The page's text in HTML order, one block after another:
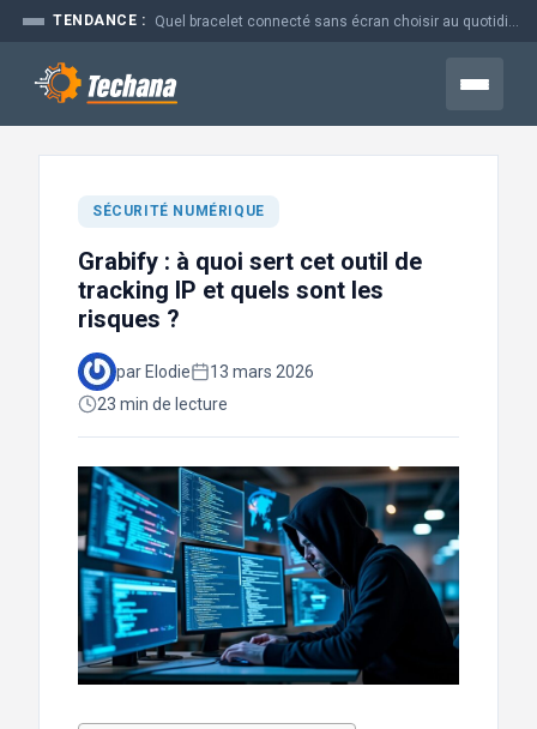
Aller
contenu
TENDANCE :
Prime time en marketing : pourquoi ce moment coûte si cher aux...
Menu
SÉCURITÉ NUMÉRIQUE
Grabify : à quoi sert cet outil de
tracking IP et quels sont les
risques ?
par Elodie
13 mars 2026
23 min de lecture